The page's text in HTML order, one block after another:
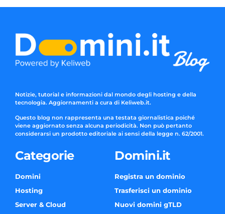
Notizie, tutorial e informazioni dal mondo degli hosting e della
tecnologia. Aggiornamenti a cura di Keliweb.it.
Questo blog non rappresenta una testata giornalistica poiché
viene aggiornato senza alcuna periodicità. Non può pertanto
considerarsi un prodotto editoriale ai sensi della legge n. 62/2001.
Categorie
Domini
Hosting
Server & Cloud
Domini.it
Registra un dominio
Trasferisci un dominio
Nuovi domini gTLD